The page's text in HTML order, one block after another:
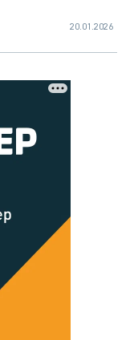
20.01.2026